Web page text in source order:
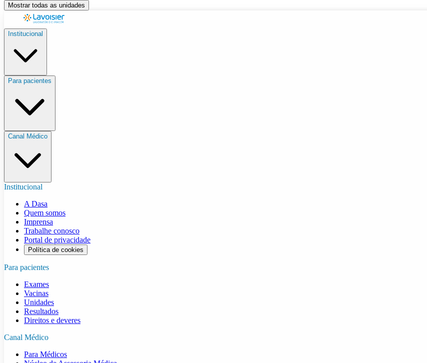
Mostrar todas as unidades
Institucional
Para pacientes
Canal Médico
Institucional
A Dasa
Quem somos
Imprensa
Trabalhe conosco
Portal de privacidade
Política de cookies
Para pacientes
Exames
Vacinas
Unidades
Resultados
Direitos e deveres
Canal Médico
Para Médicos